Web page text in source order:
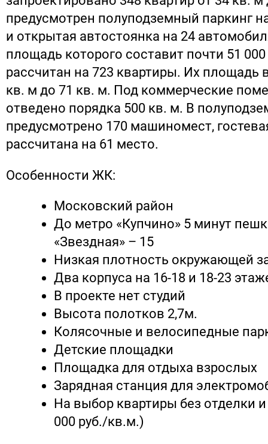
предусмотрен полуподземный паркинг
и открытая автостоянка на 24
площадь которого составит почти 51 000
рассчитан на 723 квартиры. Их площадь
кв. м до 71 кв. м. Под коммерческие
отведено порядка 500 кв. м. В
предусмотрено 170 машиномест,
рассчитана на 61 место.
Особенности ЖК:
Московский район
До метро «Купчино» 5 минут
«Звездная» – 15
Низкая плотность окружающей
Два корпуса на 16-18 и 18-23
В проекте нет студий
Высота полотков 2,7м.
Колясочные и велосипедные
Детские площадки
Площадка для отдыха взрослых
Зарядная станция для
На выбор квартиры без отделки
000 руб./кв.м.)